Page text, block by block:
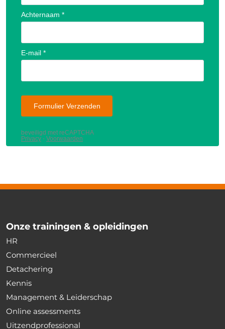
Onze trainingen & opleidingen
HR
Commercieel
Detachering
Kennis
Management & Leiderschap
Online assessments
Uitzendprofessional